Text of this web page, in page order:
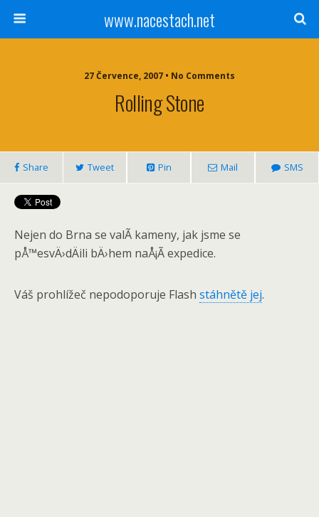
www.nacestach.net
27 Července, 2007 • No Comments
Rolling Stone
Share Tweet Pin Mail SMS
Nejen do Brna se valÃ­ kameny, jak jsme se
pÅ™esvÄ›dÄili bÄ›hem naÅ¡Ã­ expedice.
Váš prohlížeč nepodoporuje Flash stáhnětě jej.